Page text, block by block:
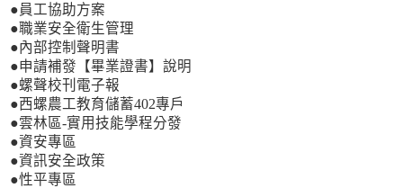
●員工協助方案
●職業安全衛生管理
●內部控制聲明書
●申請補發【畢業證書】說明
●螺聲校刊電子報
●西螺農工教育儲蓄402專戶
●雲林區-實用技能學程分發
●資安專區
●資訊安全政策
●性平專區